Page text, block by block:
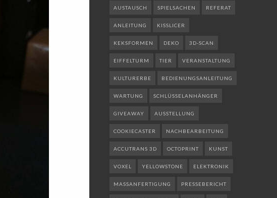
AUSTAUSCH SPIELSACHEN REFERAT
ANLEITUNG KISSLICER
KEKSFORMEN DEKO 3D-SCAN
EIFFELTURM TIER VERANSTALTUNG
KULTURERBE BEDIENUNGSANLEITUNG
WARTUNG SCHLÜSSELANHÄNGER
GIVEAWAY AUSSTELLUNG
COOKIECASTER NACHBEARBEITUNG
ACCUTRANS 3D OCTOPRINT KUNST
VOXEL YELLOWSTONE ELEKTRONIK
MASSANFERTIGUNG PRESSEBERICHT